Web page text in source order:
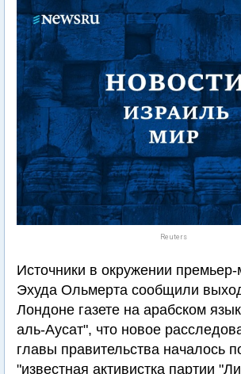
Reuters
Источники в окружении
Эхуда Ольмерта сообщили
Лондоне газете на арабском
аль-Аусат", что новое
главы правительства началось
"известная активистка партии